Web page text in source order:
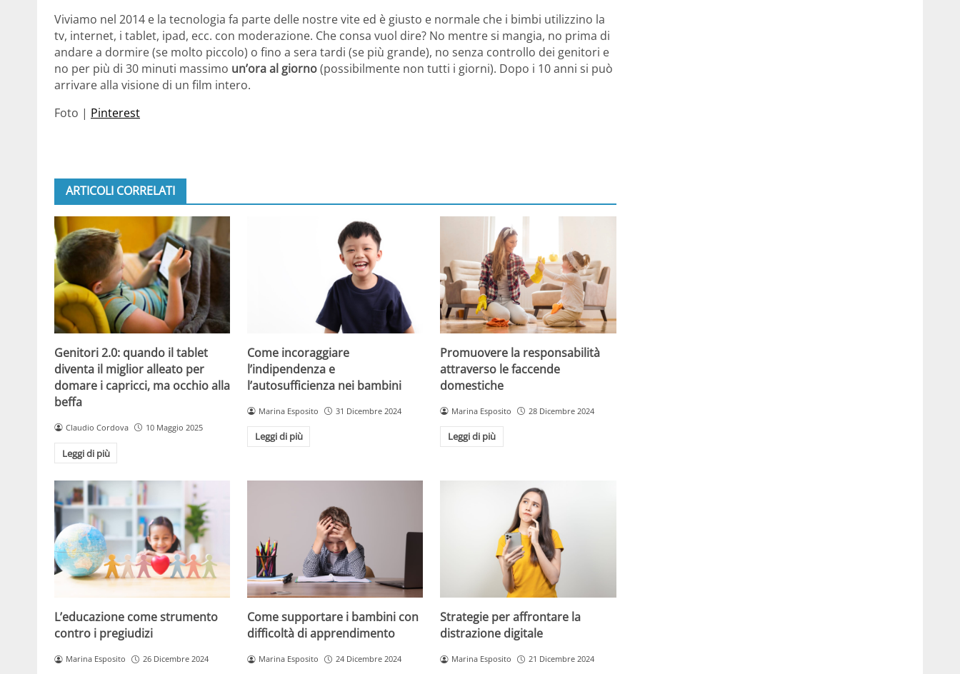
Viviamo nel 2014 e la tecnologia fa parte delle nostre vite ed è giusto e normale che i bimbi utilizzino la
tv, internet, i tablet, ipad, ecc. con moderazione. Che consa vuol dire? No mentre si mangia, no prima di
andare a dormire (se molto piccolo) o fino a sera tardi (se più grande), no senza controllo dei genitori e
no per più di 30 minuti massimo un’ora al giorno(possibilmente non tutti i giorni). Dopo i 10 anni si può
arrivare alla visione di un film intero.
Foto | Pinterest
ARTICOLI CORRELATI
Genitori 2.0: quando il tablet
diventa il miglior alleato per
domare i capricci, ma occhio alla
beffa
Claudio Cordova 10 Maggio 2025
Leggi di più
Come incoraggiare
l’indipendenza e
l’autosufficienza nei bambini
Marina Esposito 31 Dicembre 2024
Leggi di più
Promuovere la responsabilità
attraverso le faccende
domestiche
Marina Esposito 28 Dicembre 2024
Leggi di più
L’educazione come strumento
contro i pregiudizi
Marina Esposito 26 Dicembre 2024
Come supportare i bambini con
difficoltà di apprendimento
Marina Esposito 24 Dicembre 2024
Strategie per affrontare la
distrazione digitale
Marina Esposito 21 Dicembre 2024